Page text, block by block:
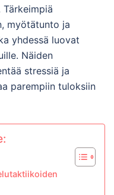
myötätunto ja
yhdessä luovat
Näiden
stressiä ja
parempiin tuloksiin